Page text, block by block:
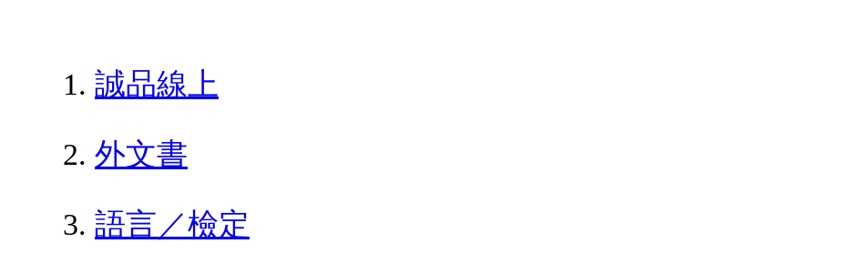
誠品線上
外文書
語言／檢定